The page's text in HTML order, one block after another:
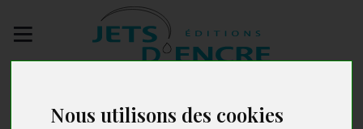
Nous utilisons des cookies